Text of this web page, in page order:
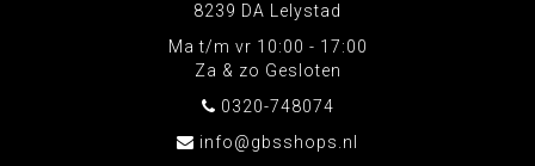
8239 DA Lelystad
Ma t/m vr 10:00 - 17:00
Za & zo Gesloten
0320-748074
info@gbsshops.nl